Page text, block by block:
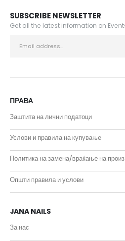
SUBSCRIBE NEWSLETTER
Get all the latest information on
ПРАВА
Заштита на лични податоци
Услови и правила на купување
Политика на замена/враќање на
Општи правила и услови
JANA NAILS
За нас